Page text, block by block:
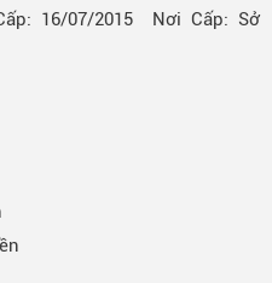
16/07/2015 Nơi Cấp: Sở